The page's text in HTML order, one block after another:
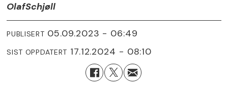
OlafSchjøll
PUBLISERT 05.09.2023 - 06:49
SIST OPPDATERT 17.12.2024 - 08:10